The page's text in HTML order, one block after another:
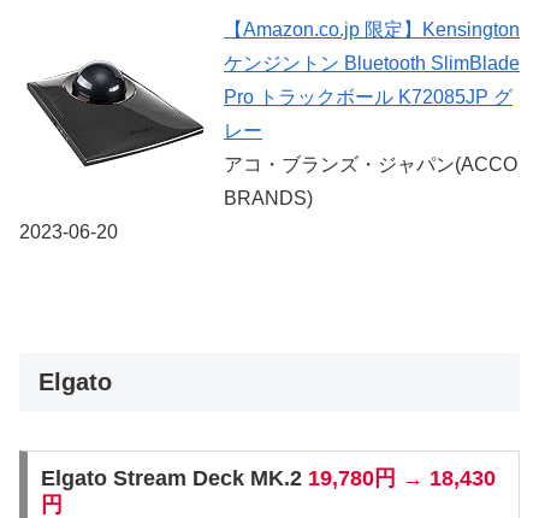
【Amazon.co.jp 限定】Kensington
ケンジントン Bluetooth SlimBlade
Pro トラックボール K72085JP グ
レー
アコ・ブランズ・ジャパン(ACCO
BRANDS)
2023-06-20
Elgato
Elgato Stream Deck MK.2 19,780円 → 18,430
円